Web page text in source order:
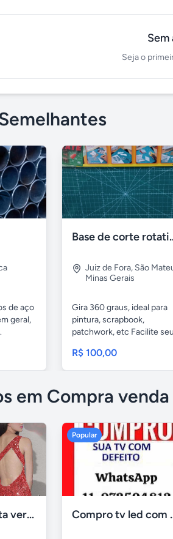
Sem
Seja o
de aço
geral,
Base de
Juiz de Fora, São
Minas Gerais
Gira 360 graus, ideal para
pintura, scrapbook,
patchwork, etc Facilite
R$ 100,00
em Compra venda
Vestido de festa vermelho com brilho e pedraria
Popular